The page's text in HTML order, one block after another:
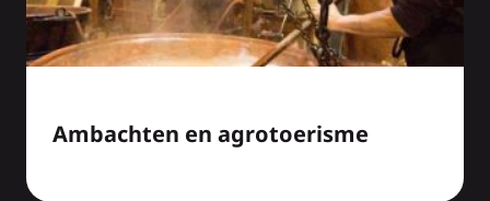
Ambachten en agrotoerisme